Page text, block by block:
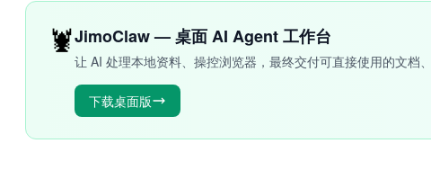
🦞JimoClaw — 桌面 AI Agent 工作台
让 AI 处理本地资料、操控浏览器，最终交付可直接使用的文档
下载桌面版